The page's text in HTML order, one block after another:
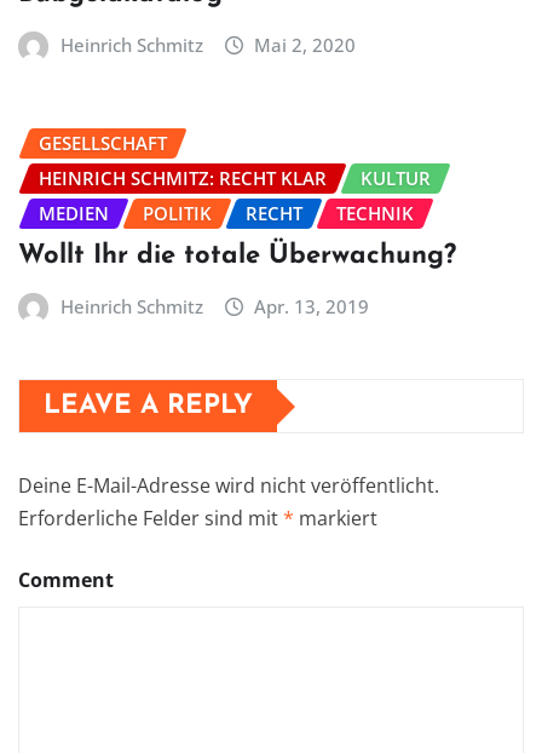
Heinrich Schmitz Mai 2, 2020
GESELLSCHAFT
HEINRICH SCHMITZ: RECHT KLAR
KULTUR
MEDIEN
POLITIK RECHT TECHNIK
Wollt Ihr die totale Überwachung?
Heinrich Schmitz Apr. 13, 2019
LEAVE A REPLY
Deine E-Mail-Adresse wird nicht veröffentlicht.
Erforderliche Felder sind mit* markiert
Comment